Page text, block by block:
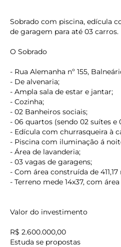
keyboard_backspace
Sobrado com piscina, edícula
de garagem para até 03 carros.
O Sobrado
- Rua Alemanha nº 155,
- De alvenaria;
- Ampla sala de estar e jantar;
- Cozinha;
- 02 Banheiros sociais;
- 06 quartos (sendo 02 suítes e
- Edícula com churrasqueira à
- Piscina com iluminação á
- Área de lavanderia;
- 03 vagas de garagens;
- Com área construída de 411,17
- Terreno mede 14x37, com
Valor do investimento
R$ 2.600.000,00
Estuda se propostas